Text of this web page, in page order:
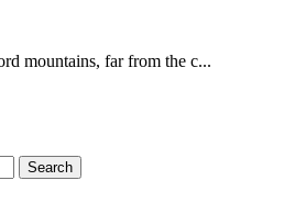
mountains, far from the c...